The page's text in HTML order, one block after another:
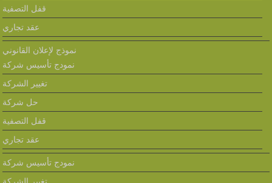
قفل التصفية
عقد تجاري
نموذج لإعلان القانوني
نمودج تأسيس شركة
تغيير الشركة
حل شركة
قفل التصفية
عقد تجاري
نمودج تأسيس شركة